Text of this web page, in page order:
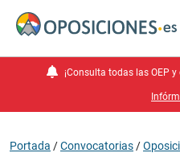
¡Consulta todas las OEP
Portada /Convocatorias /